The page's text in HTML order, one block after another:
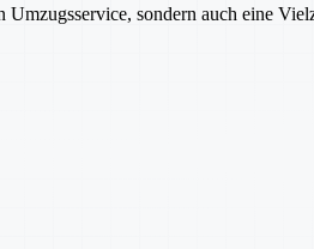
sondern auch eine